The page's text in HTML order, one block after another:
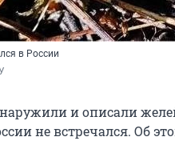
в России
и описали
не встречался. Об